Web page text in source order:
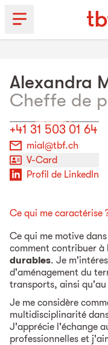
Alexandra
Cheffe de
+41 31 503 01 64
mial@tbf.ch
V-Card
Profil de LinkedIn
Ce qui me caractérise
Ce qui me motive
comment contribuer à
durables. Je
d'aménagement du
transports, ainsi
Je me considère
multidisciplinarité
J'apprécie l'échange
professionnelles et